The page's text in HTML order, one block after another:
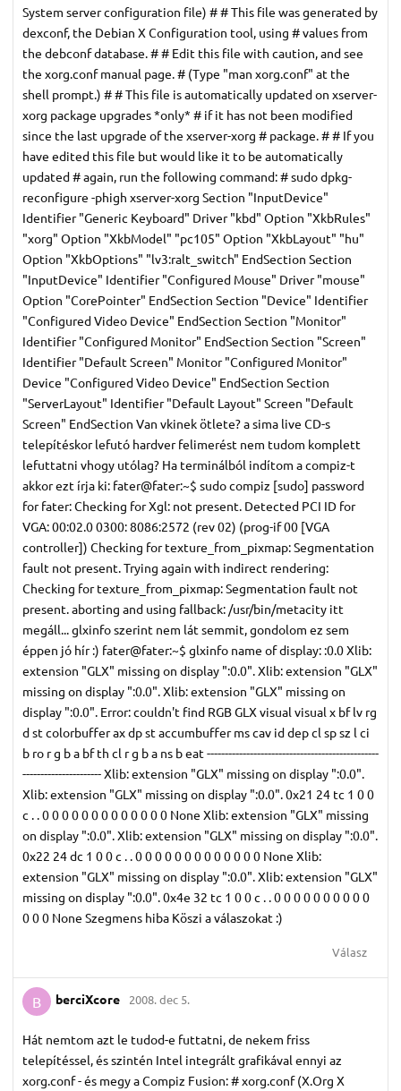
System server configuration file) # # This file was generated by
dexconf, the Debian X Configuration tool, using # values from
the debconf database. # # Edit this file with caution, and see
the xorg.conf manual page. # (Type "man xorg.conf" at the
shell prompt.) # # This file is automatically updated on xserver-
xorg package upgrades *only* # if it has not been modified
since the last upgrade of the xserver-xorg # package. # # If you
have edited this file but would like it to be automatically
updated # again, run the following command: # sudo dpkg-
reconfigure -phigh xserver-xorg Section "InputDevice"
Identifier "Generic Keyboard" Driver "kbd" Option "XkbRules"
"xorg" Option "XkbModel" "pc105" Option "XkbLayout" "hu"
Option "XkbOptions" "lv3:ralt_switch" EndSection Section
"InputDevice" Identifier "Configured Mouse" Driver "mouse"
Option "CorePointer" EndSection Section "Device" Identifier
"Configured Video Device" EndSection Section "Monitor"
Identifier "Configured Monitor" EndSection Section "Screen"
Identifier "Default Screen" Monitor "Configured Monitor"
Device "Configured Video Device" EndSection Section
"ServerLayout" Identifier "Default Layout" Screen "Default
Screen" EndSection Van vkinek ötlete? a sima live CD-s
telepítéskor lefutó hardver felimerést nem tudom komplett
lefuttatni vhogy utólag? Ha terminálból indítom a compiz-t
akkor ezt írja ki: fater@fater:~$ sudo compiz [sudo] password
for fater: Checking for Xgl: not present. Detected PCI ID for
VGA: 00:02.0 0300: 8086:2572 (rev 02) (prog-if 00 [VGA
controller]) Checking for texture_from_pixmap: Segmentation
fault not present. Trying again with indirect rendering:
Checking for texture_from_pixmap: Segmentation fault not
present. aborting and using fallback: /usr/bin/metacity itt
megáll... glxinfo szerint nem lát semmit, gondolom ez sem
éppen jó hír :) fater@fater:~$ glxinfo name of display: :0.0 Xlib:
extension "GLX" missing on display ":0.0". Xlib: extension "GLX"
missing on display ":0.0". Xlib: extension "GLX" missing on
display ":0.0". Error: couldn't find RGB GLX visual visual x bf lv rg
d st colorbuffer ax dp st accumbuffer ms cav id dep cl sp sz l ci
b ro r g b a bf th cl r g b a ns b eat ------------------------------------------------
---------------------- Xlib: extension "GLX" missing on display ":0.0".
Xlib: extension "GLX" missing on display ":0.0". 0x21 24 tc 1 0 0
c . . 0 0 0 0 0 0 0 0 0 0 0 0 0 None Xlib: extension "GLX" missing
on display ":0.0". Xlib: extension "GLX" missing on display ":0.0".
0x22 24 dc 1 0 0 c . . 0 0 0 0 0 0 0 0 0 0 0 0 0 None Xlib:
extension "GLX" missing on display ":0.0". Xlib: extension "GLX"
missing on display ":0.0". 0x4e 32 tc 1 0 0 c . . 0 0 0 0 0 0 0 0 0 0
0 0 0 None Szegmens hiba Köszi a válaszokat :)
Válasz
B berciXcore 2008. dec 5.
Hát nemtom azt le tudod-e futtatni, de nekem friss
telepítéssel, és szintén Intel integrált grafikával ennyi az
xorg.conf - és megy a Compiz Fusion: # xorg.conf (X.Org X